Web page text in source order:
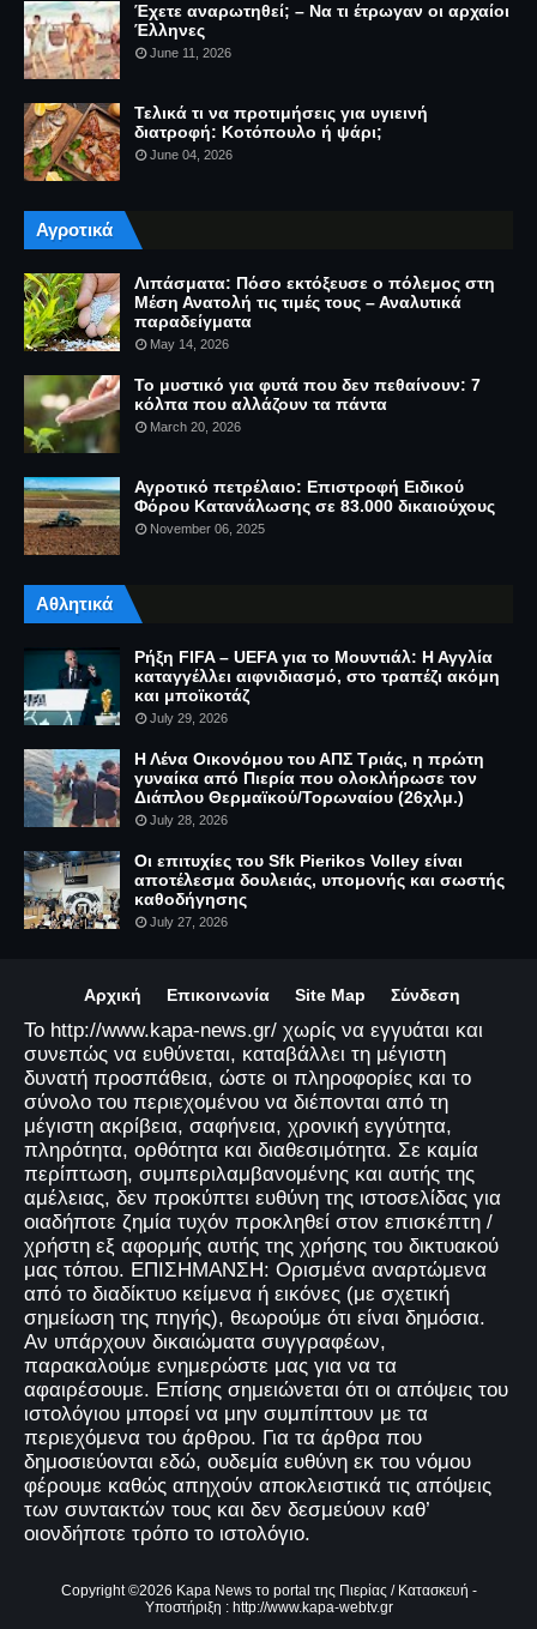
Έχετε αναρωτηθεί; – Να τι έτρωγαν οι αρχαίοι
Έλληνες
June 11, 2026
Τελικά τι να προτιμήσεις για υγιεινή
διατροφή: Κοτόπουλο ή ψάρι;
June 04, 2026
Αγροτικά
Λιπάσματα: Πόσο εκτόξευσε ο πόλεμος στη
Μέση Ανατολή τις τιμές τους – Αναλυτικά
παραδείγματα
May 14, 2026
Το μυστικό για φυτά που δεν πεθαίνουν: 7
κόλπα που αλλάζουν τα πάντα
March 20, 2026
Αγροτικό πετρέλαιο: Επιστροφή Ειδικού
Φόρου Κατανάλωσης σε 83.000 δικαιούχους
November 06, 2025
Αθλητικά
Ρήξη FIFA – UEFA για το Μουντιάλ: Η Αγγλία
καταγγέλλει αιφνιδιασμό, στο τραπέζι ακόμη
και μποϊκοτάζ
July 29, 2026
Η Λένα Οικονόμου του ΑΠΣ Τριάς, η πρώτη
γυναίκα από Πιερία που ολοκλήρωσε τον
Διάπλου Θερμαϊκού/Τορωναίου (26χλμ.)
July 28, 2026
Οι επιτυχίες του Sfk Pierikos Volley είναι
αποτέλεσμα δουλειάς, υπομονής και σωστής
καθοδήγησης
July 27, 2026
Αρχική Επικοινωνία Site Map Σύνδεση
Το http://www.kapa-news.gr/ χωρίς να εγγυάται και
συνεπώς να ευθύνεται, καταβάλλει τη μέγιστη
δυνατή προσπάθεια, ώστε οι πληροφορίες και το
σύνολο του περιεχομένου να διέπονται από τη
μέγιστη ακρίβεια, σαφήνεια, χρονική εγγύτητα,
πληρότητα, ορθότητα και διαθεσιμότητα. Σε καμία
περίπτωση, συμπεριλαμβανομένης και αυτής της
αμέλειας, δεν προκύπτει ευθύνη της ιστοσελίδας για
οιαδήποτε ζημία τυχόν προκληθεί στον επισκέπτη /
χρήστη εξ αφορμής αυτής της χρήσης του δικτυακού
μας τόπου. ΕΠΙΣΗΜΑΝΣΗ: Ορισμένα αναρτώμενα
από το διαδίκτυο κείμενα ή εικόνες (με σχετική
σημείωση της πηγής), θεωρούμε ότι είναι δημόσια.
Αν υπάρχουν δικαιώματα συγγραφέων,
παρακαλούμε ενημερώστε μας για να τα
αφαιρέσουμε. Επίσης σημειώνεται ότι οι απόψεις του
ιστολόγιου μπορεί να μην συμπίπτουν με τα
περιεχόμενα του άρθρου. Για τα άρθρα που
δημοσιεύονται εδώ, ουδεμία ευθύνη εκ του νόμου
φέρουμε καθώς απηχούν αποκλειστικά τις απόψεις
των συντακτών τους και δεν δεσμεύουν καθ’
οιονδήποτε τρόπο το ιστολόγιο.
Copyright ©2026 Kapa News το portal της Πιερίας / Κατασκευή -
Υποστήριξη : http://www.kapa-webtv.gr